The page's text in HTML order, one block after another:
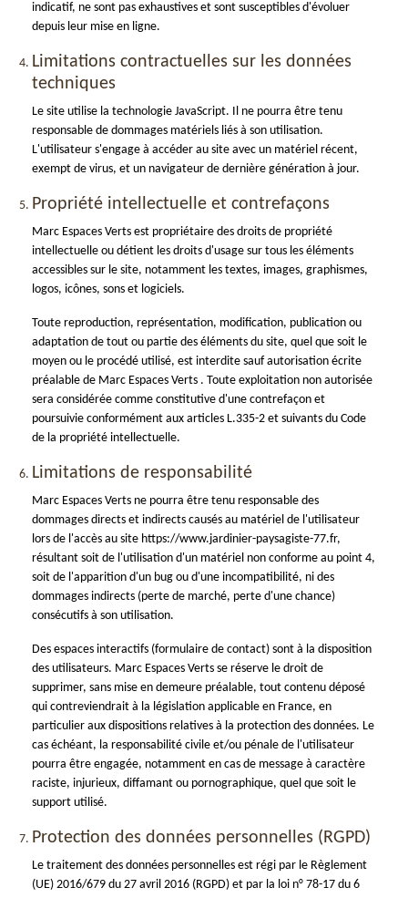
indicatif, ne sont pas exhaustives et sont susceptibles d'évoluer
depuis leur mise en ligne.
Limitations contractuelles sur les données
techniques
Le site utilise la technologie JavaScript. Il ne pourra être tenu
responsable de dommages matériels liés à son utilisation.
L'utilisateur s'engage à accéder au site avec un matériel récent,
exempt de virus, et un navigateur de dernière génération à jour.
Propriété intellectuelle et contrefaçons
Marc Espaces Verts est propriétaire des droits de propriété
intellectuelle ou détient les droits d'usage sur tous les éléments
accessibles sur le site, notamment les textes, images, graphismes,
logos, icônes, sons et logiciels.
Toute reproduction, représentation, modification, publication ou
adaptation de tout ou partie des éléments du site, quel que soit le
moyen ou le procédé utilisé, est interdite sauf autorisation écrite
préalable de Marc Espaces Verts . Toute exploitation non autorisée
sera considérée comme constitutive d'une contrefaçon et
poursuivie conformément aux articles L.335-2 et suivants du Code
de la propriété intellectuelle.
Limitations de responsabilité
Marc Espaces Verts ne pourra être tenu responsable des
dommages directs et indirects causés au matériel de l'utilisateur
lors de l'accès au site https://www.jardinier-paysagiste-77.fr,
résultant soit de l'utilisation d'un matériel non conforme au point 4,
soit de l'apparition d'un bug ou d'une incompatibilité, ni des
dommages indirects (perte de marché, perte d'une chance)
consécutifs à son utilisation.
Des espaces interactifs (formulaire de contact) sont à la disposition
des utilisateurs. Marc Espaces Verts se réserve le droit de
supprimer, sans mise en demeure préalable, tout contenu déposé
qui contreviendrait à la législation applicable en France, en
particulier aux dispositions relatives à la protection des données. Le
cas échéant, la responsabilité civile et/ou pénale de l'utilisateur
pourra être engagée, notamment en cas de message à caractère
raciste, injurieux, diffamant ou pornographique, quel que soit le
support utilisé.
Protection des données personnelles (RGPD)
Le traitement des données personnelles est régi par le Règlement
(UE) 2016/679 du 27 avril 2016 (RGPD) et par la loi n° 78-17 du 6